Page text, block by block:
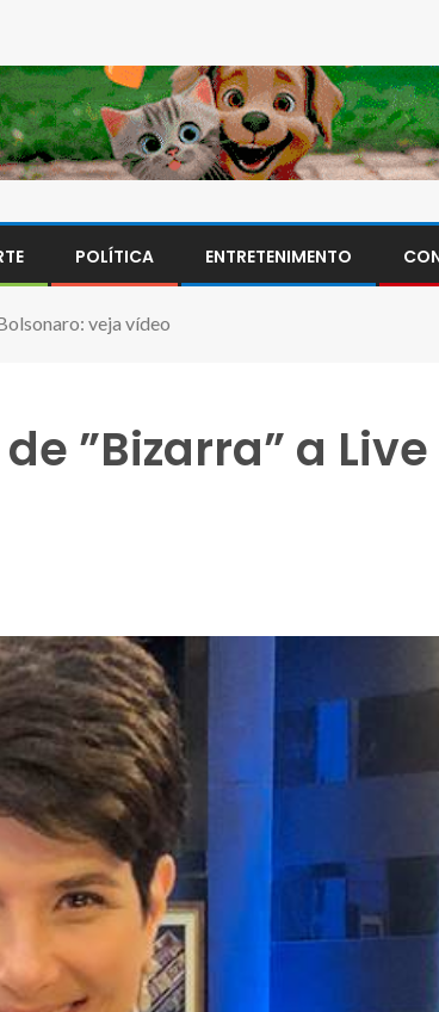
POLÍTICA ENTRETENIMENTO
veja vídeo
”Bizarra” a